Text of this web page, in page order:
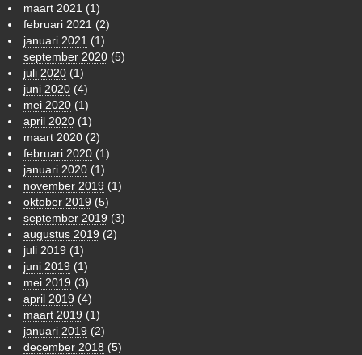
maart 2021 (1)
februari 2021 (2)
januari 2021 (1)
september 2020 (5)
juli 2020 (1)
juni 2020 (4)
mei 2020 (1)
april 2020 (1)
maart 2020 (2)
februari 2020 (1)
januari 2020 (1)
november 2019 (1)
oktober 2019 (5)
september 2019 (3)
augustus 2019 (2)
juli 2019 (1)
juni 2019 (1)
mei 2019 (3)
april 2019 (4)
maart 2019 (1)
januari 2019 (2)
december 2018 (5)